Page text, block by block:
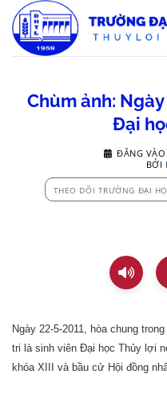
qua
nội
Chùm ảnh:
Đại
ĐĂNG VÀO
BỞI
THEO DÕI TRƯỜNG ĐẠI
Ngày 22-5-2011, hòa chung
tri là sinh viên Đại học Thủy lợi
khóa XIII và bầu cử Hội đồng